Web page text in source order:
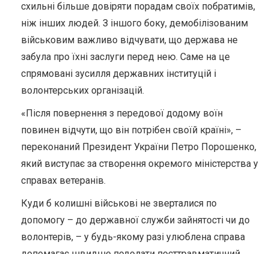
схильні більше довіряти порадам своїх побратимів,
ніж інших людей. З іншого боку, демобілізованим
військовим важливо відчувати, що держава не
забула про їхні заслуги перед нею. Саме на це
спрямовані зусилля державних інституцій і
волонтерських організацій.
«Після повернення з передової додому воїн
повинен відчути, що він потрібен своїй країні», –
переконаний Президент України Петро Порошенко,
який виступає за створення окремого міністерства у
справах ветеранів.
Куди б колишні військові не зверталися по
допомогу – до державної служби зайнятості чи до
волонтерів, – у будь-якому разі улюблена справа